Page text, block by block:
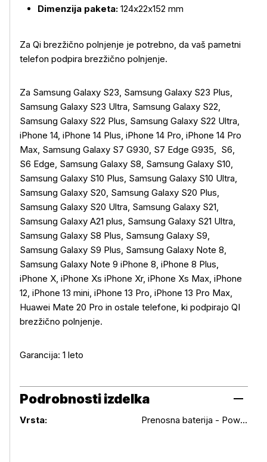
Dimenzija paketa: 124x22x152 mm
Za Qi brezžično polnjenje je potrebno, da vaš pametni
telefon podpira brezžično polnjenje.
Za Samsung Galaxy S23, Samsung Galaxy S23 Plus,
Samsung Galaxy S23 Ultra, Samsung Galaxy S22,
Samsung Galaxy S22 Plus, Samsung Galaxy S22 Ultra,
iPhone 14, iPhone 14 Plus, iPhone 14 Pro, iPhone 14 Pro
Max, Samsung Galaxy S7 G930, S7 Edge G935, S6,
S6 Edge, Samsung Galaxy S8, Samsung Galaxy S10,
Samsung Galaxy S10 Plus, Samsung Galaxy S10 Ultra,
Samsung Galaxy S20, Samsung Galaxy S20 Plus,
Samsung Galaxy S20 Ultra, Samsung Galaxy S21,
Samsung Galaxy A21 plus, Samsung Galaxy S21 Ultra,
Samsung Galaxy S8 Plus, Samsung Galaxy S9,
Samsung Galaxy S9 Plus, Samsung Galaxy Note 8,
Samsung Galaxy Note 9 iPhone 8, iPhone 8 Plus,
iPhone X, iPhone Xs iPhone Xr, iPhone Xs Max, iPhone
12, iPhone 13 mini, iPhone 13 Pro, iPhone 13 Pro Max,
Huawei Mate 20 Pro in ostale telefone, ki podpirajo QI
brezžično polnjenje.
Garancija: 1 leto
Podrobnosti izdelka
Podrobnosti izdelka
Vrsta: Prenosna baterija - Powerbank